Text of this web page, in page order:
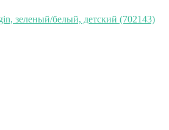
зеленый/белый, детский (702143)